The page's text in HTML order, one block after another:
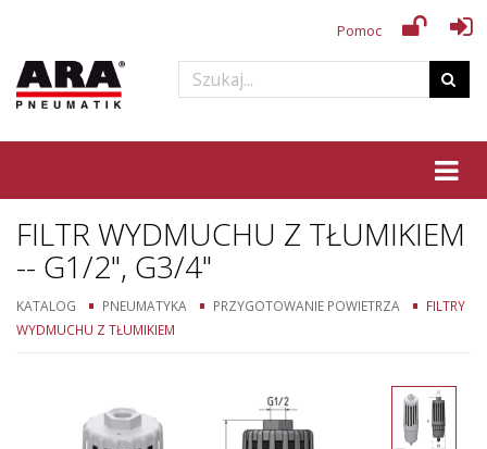
Pomoc
FILTR WYDMUCHU Z TŁUMIKIEM
-- G1/2", G3/4"
KATALOG PNEUMATYKA PRZYGOTOWANIE POWIETRZA
FILTRY
WYDMUCHU Z TŁUMIKIEM